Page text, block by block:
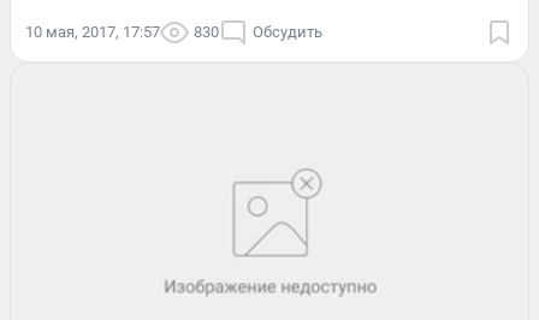
10 мая, 2017, 17:57 830 Обсудить